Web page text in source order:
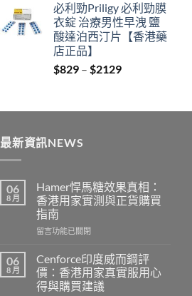
was:
$400.
is:
$399.
必利勁Priligy 必利勁膜
衣錠 治療男性早洩 鹽
酸達泊西汀片【香港藥
店正品】
$829 – $2129Price
through
最新資訊NEWS
06
8 月
Hamer悍馬糖效果真相：
香港用家實測與正貨購買
指南
在
悍
馬
糖
效
留言功能已關閉
06
8 月
Cenforce印度威而鋼評
價：香港用家真實服用心
得與購買建議